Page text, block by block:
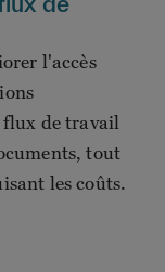
l'accès
de travail
tout
les coûts.